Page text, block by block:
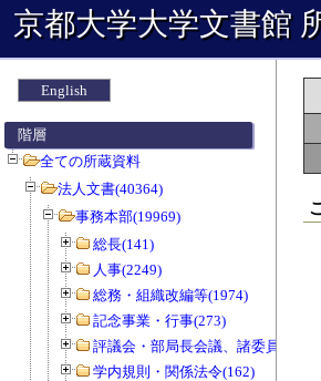
京都大学大学文書館
English
階層
全ての所蔵資料
法人文書(40364)
事務本部(19969)
総長(141)
人事(2249)
総務・組織改編等(1974)
記念事業・行事(273)
評議会・部局長会議、諸委員会等
学内規則・関係法令(162)